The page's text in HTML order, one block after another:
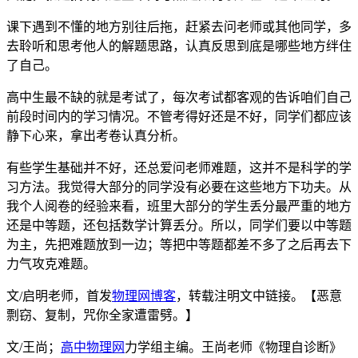
课下遇到不懂的地方别往后拖，赶紧去问老师或其他同学，多
去聆听和思考他人的解题思路，认真反思到底是哪些地方绊住
了自己。
高中生最不缺的就是考试了，每次考试都客观的告诉咱们自己
前段时间内的学习情况。不管考得好还是不好，同学们都应该
静下心来，拿出考卷认真分析。
有些学生基础并不好，还总爱问老师难题，这并不是科学的学
习方法。我觉得大部分的同学没有必要在这些地方下功夫。从
我个人阅卷的经验来看，班里大部分的学生丢分最严重的地方
还是中等题，还包括数学计算丢分。所以，同学们要以中等题
为主，先把难题放到一边；等把中等题都差不多了之后再去下
力气攻克难题。
文/启明老师，首发物理网博客，转载注明文中链接。【恶意
剽窃、复制，咒你全家遭雷劈。】
文/王尚； 高中物理网 力学组主编。王尚老师《物理自诊断》